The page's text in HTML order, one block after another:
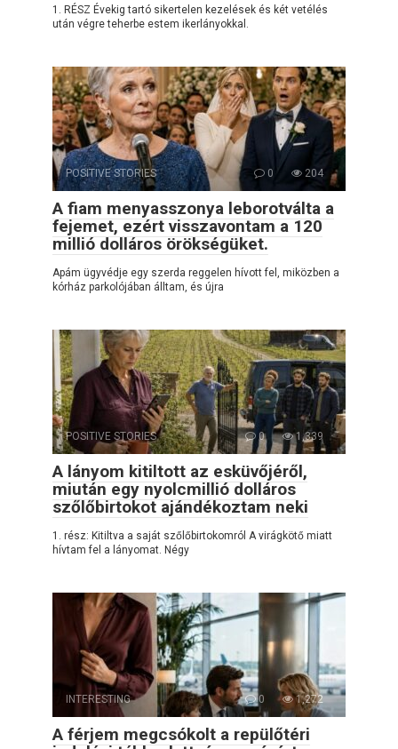
1. RÉSZ Évekig tartó sikertelen kezelések és két vetélés
után végre teherbe estem ikerlányokkal.
POSITIVE STORIES 0 204
A fiam menyasszonya leborotválta a
fejemet, ezért visszavontam a 120
millió dolláros örökségüket.
Apám ügyvédje egy szerda reggelen hívott fel, miközben a
kórház parkolójában álltam, és újra
POSITIVE STORIES 0 1,339
A lányom kitiltott az esküvőjéről,
miután egy nyolcmillió dolláros
szőlőbirtokot ajándékoztam neki
1. rész: Kitiltva a saját szőlőbirtokomról A virágkötő miatt
hívtam fel a lányomat. Négy
INTERESTING 0 1,272
A férjem megcsókolt a repülőtéri